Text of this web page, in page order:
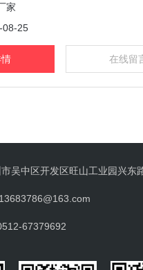
具有更长的测程和更*的性能
需求。
家
08-25
在线留
吴中区开发区旺山工业园兴东
67379692